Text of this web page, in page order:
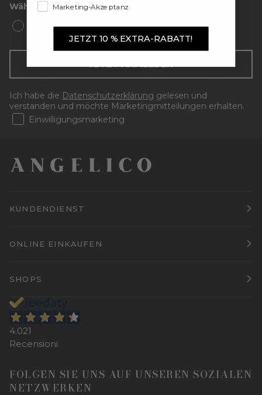
Wählen Sie Ihren Stil
ManN
Frau
Ich habe die Datenschutzerklärung gelesen und
verstanden und möchte Marketingmitteilungen erhalten.
Einwilligungsmarketing
KUNDENDIENST
ONLINE EINKAUFEN
SHOPS
4.021
Recensioni
FOLGEN SIE UNS AUF UNSEREN SOZIALEN
NETZWERKEN
Marketing-Akzeptanz
JETZT 10 % EXTRA-RABATT!